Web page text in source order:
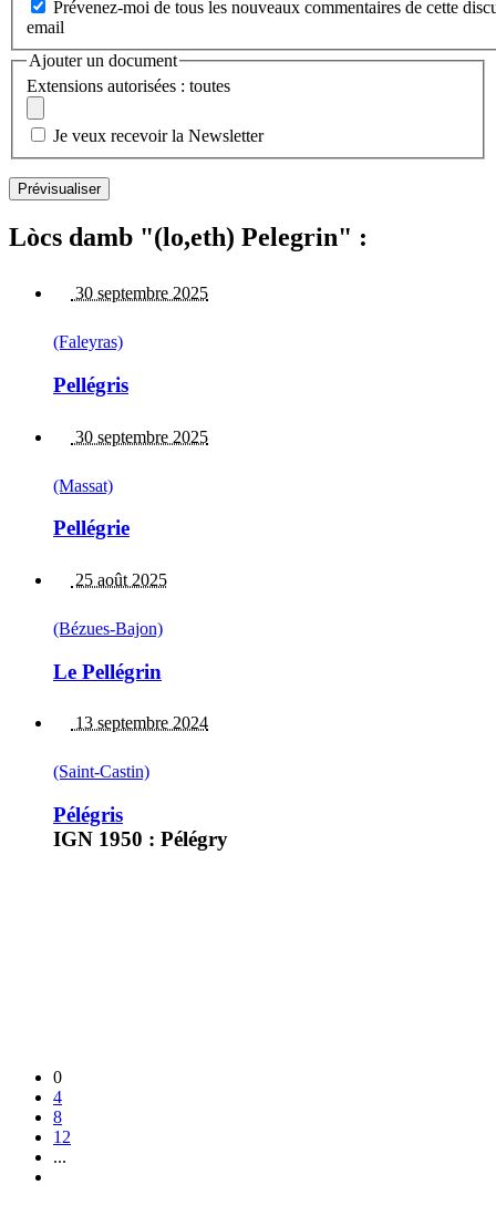
Prévenez-moi de tous les nouveaux commentaires de cette
email
Ajouter un document
Extensions autorisées : toutes
Je veux recevoir la Newsletter
Lòcs damb "(lo,eth) Pelegrin" :
30 septembre 2025
(Faleyras)
Pellégris
30 septembre 2025
(Massat)
Pellégrie
25 août 2025
(Bézues-Bajon)
Le Pellégrin
13 septembre 2024
(Saint-Castin)
Pélégris
IGN 1950 : Pélégry
0
4
8
12
...